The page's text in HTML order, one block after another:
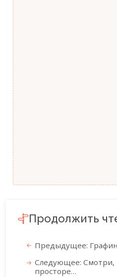
Продолжить
Предыдущее:
Следующее: Смотри,
просторе…